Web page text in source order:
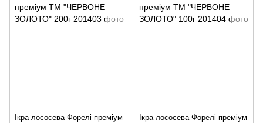
Ікра лососева Форелі преміум
Ікра лососева Форелі преміум